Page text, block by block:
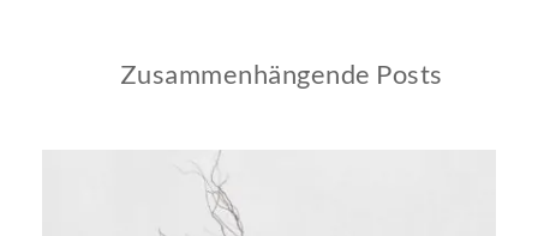
Zusammenhängende Posts